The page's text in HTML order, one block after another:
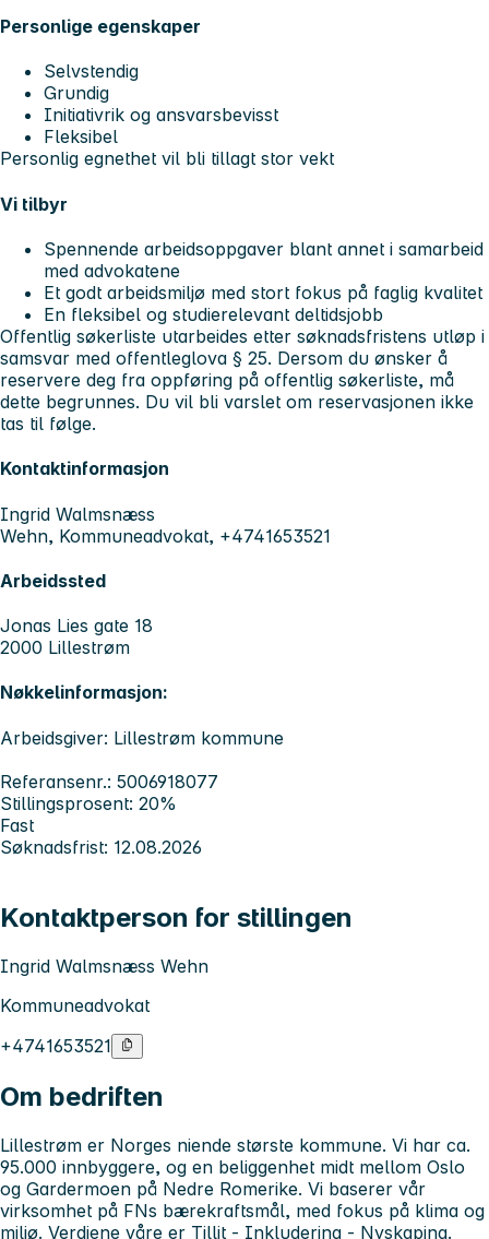
Personlige egenskaper
Selvstendig
Grundig
Initiativrik og ansvarsbevisst
Fleksibel
Personlig egnethet vil bli tillagt stor vekt
Vi tilbyr
Spennende arbeidsoppgaver blant annet i samarbeid
med advokatene
Et godt arbeidsmiljø med stort fokus på faglig kvalitet
En fleksibel og studierelevant deltidsjobb
Offentlig søkerliste utarbeides etter søknadsfristens utløp i
samsvar med offentleglova § 25. Dersom du ønsker å
reservere deg fra oppføring på offentlig søkerliste, må
dette begrunnes. Du vil bli varslet om reservasjonen ikke
tas til følge.
Kontaktinformasjon
Ingrid Walmsnæss
Wehn, Kommuneadvokat, +4741653521
Arbeidssted
Jonas Lies gate 18
2000 Lillestrøm
Nøkkelinformasjon:
Arbeidsgiver: Lillestrøm kommune
Referansenr.: 5006918077
Stillingsprosent: 20%
Fast
Søknadsfrist: 12.08.2026
Kontaktperson for stillingen
Ingrid Walmsnæss Wehn
Kommuneadvokat
+4741653521
Om bedriften
Lillestrøm er Norges niende største kommune. Vi har ca.
95.000 innbyggere, og en beliggenhet midt mellom Oslo
og Gardermoen på Nedre Romerike. Vi baserer vår
virksomhet på FNs bærekraftsmål, med fokus på klima og
miljø. Verdiene våre er Tillit - Inkludering - Nyskaping.